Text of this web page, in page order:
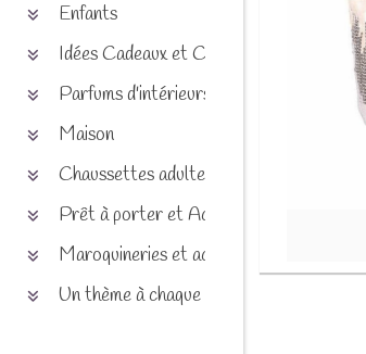
Enfants
Idées Cadeaux et Chèques
Parfums d'intérieurs
Maison
Chaussettes adultes et enfants
Prêt à porter et Accessoires
Maroquineries et accessoires
Un thème à chaque saison